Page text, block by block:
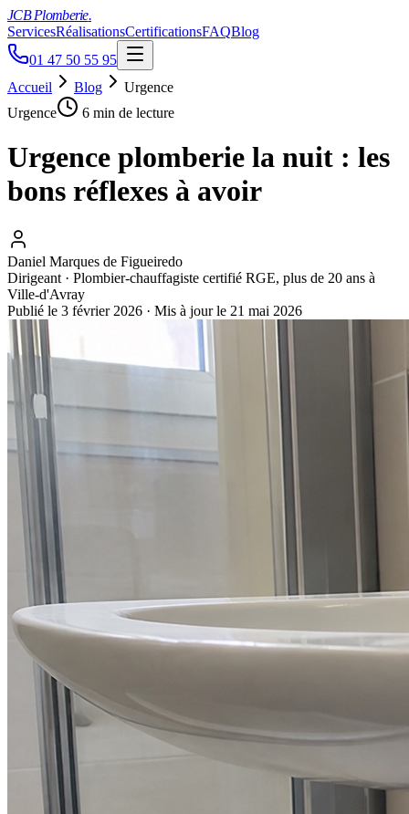
JCB Plomberie.
ServicesRéalisationsCertificationsFAQBlog
01 47 50 55 95
Accueil
Blog
Urgence
Urgence
6 min de lecture
Urgence plomberie la nuit : les
bons réflexes à avoir
Daniel Marques de Figueiredo
Dirigeant · Plombier-chauffagiste certifié RGE, plus de 20 ans à
Ville-d'Avray
Publié le 3 février 2026 · Mis à jour le 21 mai 2026